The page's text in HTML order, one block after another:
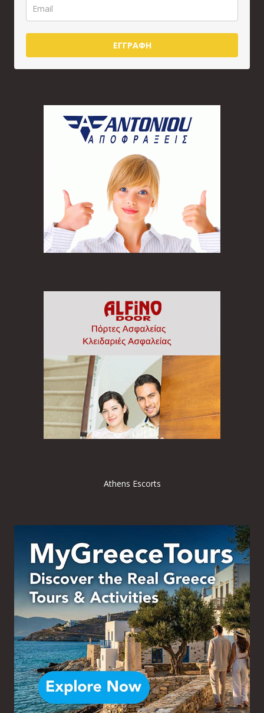
ΕΓΓΡΑΦΗ
Athens Escorts